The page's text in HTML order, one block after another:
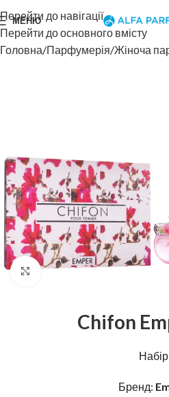
Перейти до навігації
Перейти до основного вмісту
МЕНЮ
Головна Парфумерія Жіноча
Натисніть, щоб збільшити
Chifon
Набір
Бренд: